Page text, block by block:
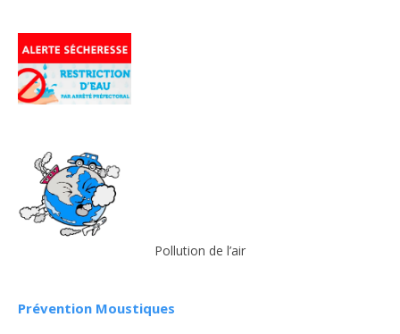
Pollution de l’air
Prévention Moustiques